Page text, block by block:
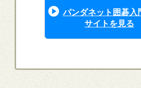
パンダネット囲碁入
サイトを見る